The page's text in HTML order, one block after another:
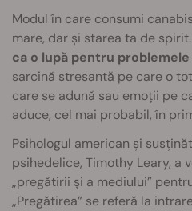
Modul în care consumi
mare, dar și starea ta de spirit.
ca o lupă pentru problemele
sarcină stresantă pe care o
care se adună sau emoții pe
aduce, cel mai probabil, în
Psihologul american și
psihedelice, Timothy Leary, a
„pregătirii și a mediului”
„Pregătirea” se referă la